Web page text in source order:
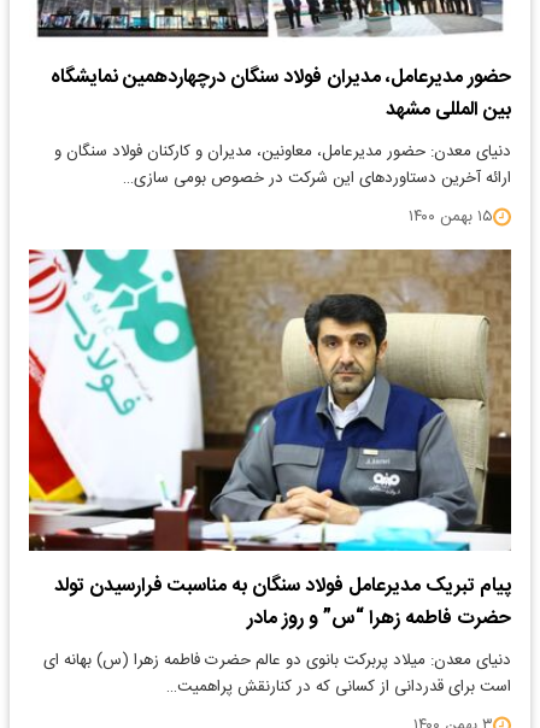
حضور مدیرعامل، مدیران فولاد سنگان درچهاردهمین نمایشگاه
بین المللی مشهد
دنیای معدن: حضور مدیرعامل، معاونین، مدیران و کارکنان فولاد سنگان و
ارائه آخرین دستاوردهای این شرکت در خصوص بومی سازی…
۱۵ بهمن ۱۴۰۰
پیام تبریک مدیرعامل فولاد سنگان به مناسبت فرارسیدن تولد
حضرت فاطمه زهرا “س” و روز مادر
دنیای معدن: میلاد پربرکت بانوی دو عالم حضرت فاطمه زهرا (س) بهانه ای
است برای قدردانی از کسانی که در کنارنقش پراهمیت…